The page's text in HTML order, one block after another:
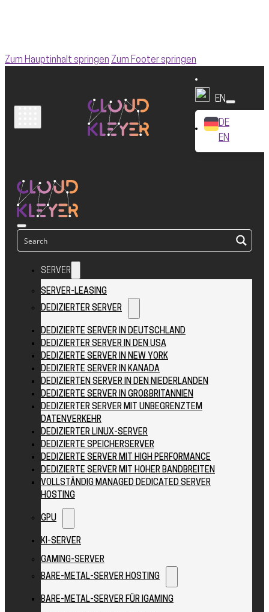
Zum Hauptinhalt springen Zum Footer springen
EN
DE
EN
SERVER
SERVER-LEASING
DEDIZIERTER SERVER
DEDIZIERTE SERVER IN DEUTSCHLAND
DEDIZIERTER SERVER IN DEN USA
DEDIZIERTE SERVER IN NEW YORK
DEDIZIERTE SERVER IN KANADA
DEDIZIERTEN SERVER IN DEN NIEDERLANDEN
DEDIZIERTE SERVER IN GROßBRITANNIEN
DEDIZIERTER SERVER MIT UNBEGRENZTEM
DATENVERKEHR
DEDIZIERTER LINUX-SERVER
DEDIZIERTE SPEICHERSERVER
DEDIZIERTE SERVER MIT HIGH PERFORMANCE
DEDIZIERTE SERVER MIT HOHER BANDBREITEN
VOLLSTÄNDIG MANAGED DEDICATED SERVER
HOSTING
GPU
KI-SERVER
GAMING-SERVER
BARE-METAL-SERVER HOSTING
BARE-METAL-SERVER FÜR IGAMING